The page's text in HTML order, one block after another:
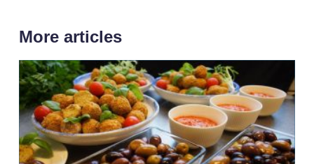
More articles